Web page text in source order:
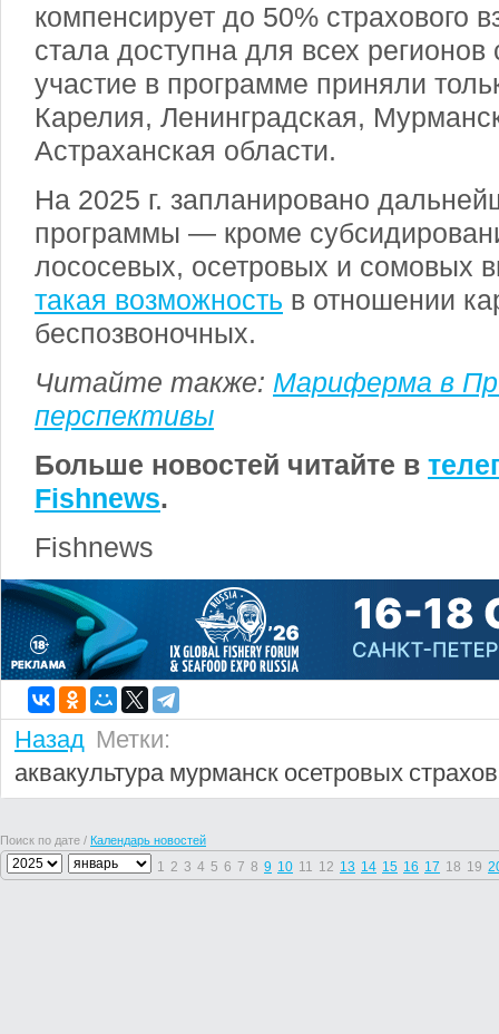
компенсирует до 50% страхового
стала доступна для всех
участие в программе приняли
Карелия, Ленинградская,
Астраханская области.
На 2025 г. запланировано
программы — кроме
лососевых, осетровых и сомовых
такая возможность в отношении
беспозвоночных.
Читайте также: Мариферма в
перспективы
Больше новостей читайте в
Fishnews.
Fishnews
Назад Метки:
аквакультура мурманск осетровых
Поиск по дате / Календарь новостей
1 2 3 4 5 6 7 8 9 10 11 12 13 14 15 16 17 18 19